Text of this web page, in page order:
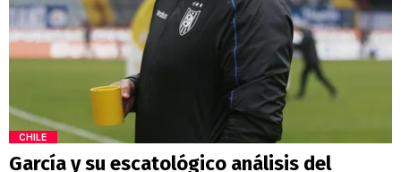
CHILE
García y su escatológico análisis del